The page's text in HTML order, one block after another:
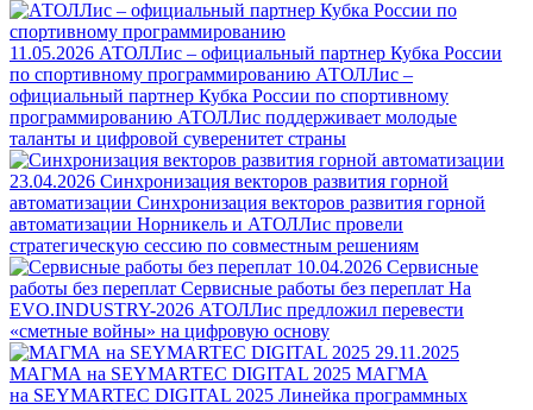
11.05.2026 АТОЛЛис – официальный партнер Кубка России
по спортивному программированию АТОЛЛис –
официальный партнер Кубка России по спортивному
программированию АТОЛЛис поддерживает молодые
таланты и цифровой суверенитет страны
23.04.2026 Синхронизация векторов развития горной
автоматизации Синхронизация векторов развития горной
автоматизации Норникель и АТОЛЛис провели
стратегическую сессию по совместным решениям
10.04.2026 Сервисные
работы без переплат Сервисные работы без переплат На
EVO.INDUSTRY-2026 АТОЛЛис предложил перевести
«сметные войны» на цифровую основу
29.11.2025
МАГМА на SEYMARTEC DIGITAL 2025 МАГМА
на SEYMARTEC DIGITAL 2025 Линейка программных